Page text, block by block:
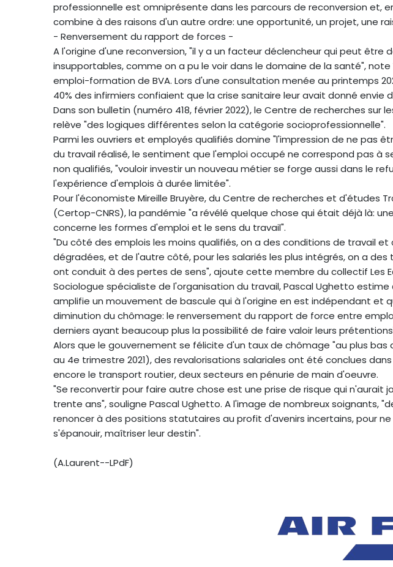
professionnelle est omniprésente dans les parcours de reconversion et,
combine à des raisons d'un autre ordre: une opportunité, un projet, une
- Renversement du rapport de forces -
A l'origine d'une reconversion, "il y a un facteur déclencheur qui peut être
insupportables, comme on a pu le voir dans le domaine de la santé", note
emploi-formation de BVA. Lors d'une consultation menée au printemps
40% des infirmiers confiaient que la crise sanitaire leur avait donné envie
Dans son bulletin (numéro 418, février 2022), le Centre de recherches sur
relève "des logiques différentes selon la catégorie socioprofessionnelle".
Parmi les ouvriers et employés qualifiés domine "l'impression de ne pas
du travail réalisé, le sentiment que l'emploi occupé ne correspond pas à
non qualifiés, "vouloir investir un nouveau métier se forge aussi dans le
l'expérience d'emplois à durée limitée".
Pour l'économiste Mireille Bruyère, du Centre de recherches et d'études
(Certop-CNRS), la pandémie "a révélé quelque chose qui était déjà là:
concerne les formes d'emploi et le sens du travail".
"Du côté des emplois les moins qualifiés, on a des conditions de travail
dégradées, et de l'autre côté, pour les salariés les plus intégrés, on a
ont conduit à des pertes de sens", ajoute cette membre du collectif Les
Sociologue spécialiste de l'organisation du travail, Pascal Ughetto estime
amplifie un mouvement de bascule qui à l'origine en est indépendant et
diminution du chômage: le renversement du rapport de force entre
derniers ayant beaucoup plus la possibilité de faire valoir leurs
Alors que le gouvernement se félicite d'un taux de chômage "au plus bas
au 4e trimestre 2021), des revalorisations salariales ont été conclues
encore le transport routier, deux secteurs en pénurie de main d'oeuvre.
"Se reconvertir pour faire autre chose est une prise de risque qui n'aurait
trente ans", souligne Pascal Ughetto. A l'image de nombreux soignants,
renoncer à des positions statutaires au profit d'avenirs incertains, pour
s'épanouir, maîtriser leur destin".
(A.Laurent--LPdF)